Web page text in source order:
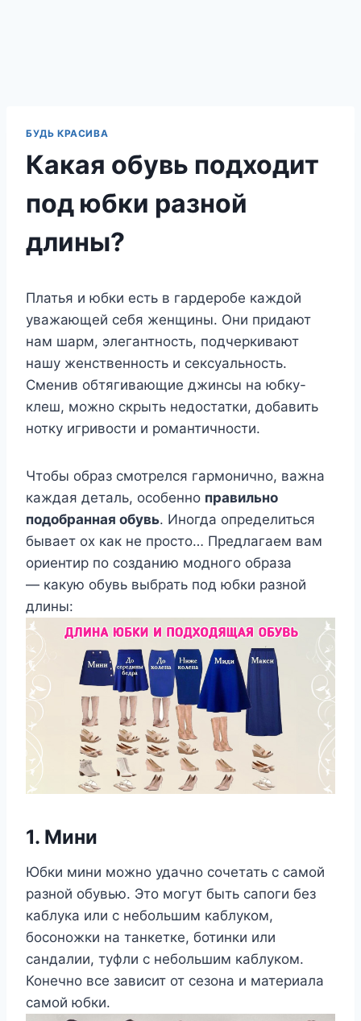
БУДЬ КРАСИВА
Какая обувь подходит
под юбки разной
длины?
Платья и юбки есть в гардеробе каждой
уважающей себя женщины. Они придают
нам шарм, элегантность, подчеркивают
нашу женственность и сексуальность.
Сменив обтягивающие джинсы на юбку-
клеш, можно скрыть недостатки, добавить
нотку игривости и романтичности.
Чтобы образ смотрелся гармонично, важна
каждая деталь, особенно правильно
подобранная обувь. Иногда определиться
бывает ох как не просто… Предлагаем вам
ориентир по созданию модного образа
— какую обувь выбрать под юбки разной
длины:
1. Мини
Юбки мини можно удачно сочетать с самой
разной обувью. Это могут быть сапоги без
каблука или с небольшим каблуком,
босоножки на танкетке, ботинки или
сандалии, туфли с небольшим каблуком.
Конечно все зависит от сезона и материала
самой юбки.